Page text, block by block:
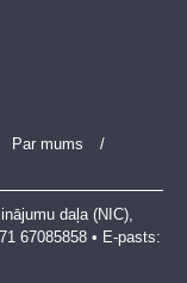
Par mums
/
daļa (NIC),
67085858 • E-pasts: